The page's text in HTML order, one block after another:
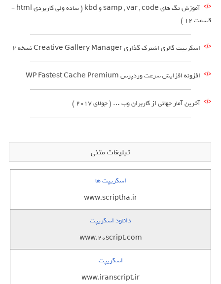
آموزش تگ های samp , var , code و kbd ( ساده ولی کاربردی html –
قسمت 12 )
اسکریپت گالری اشترک گذاری Creative Gallery Manager نسخه 2
افزونه افزایش سرعت وردپرس WP Fastest Cache Premium
آخرین آمار جهانی از کاربران وب … ( جولای 2017 )
تبلیغات متنی
اسکریپت ها
www.scriptha.ir
دانلود اسکریپت
www.20script.com
اسکریپت
www.iranscript.ir